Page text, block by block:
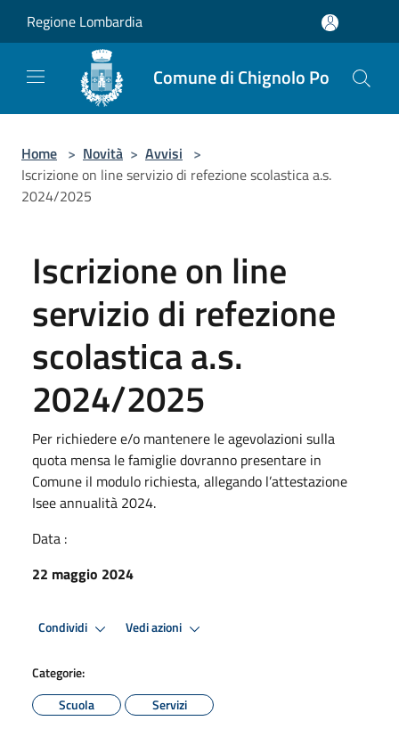
Regione Lombardia
Comune di Chignolo Po
Home > Novità > Avvisi >
Iscrizione on line servizio di refezione scolastica a.s.
2024/2025
Iscrizione on line
servizio di refezione
scolastica a.s.
2024/2025
Per richiedere e/o mantenere le agevolazioni sulla
quota mensa le famiglie dovranno presentare in
Comune il modulo richiesta, allegando l’attestazione
Isee annualità 2024.
Data :
22 maggio 2024
Condividi Vedi azioni
Categorie:
Scuola
Servizi